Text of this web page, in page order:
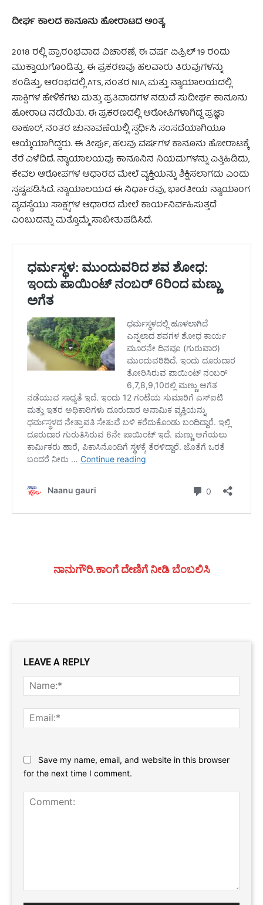
ದೀರ್ಘ ಕಾಲದ ಕಾನೂನು ಹೋರಾಟದ ಅಂತ್ಯ
2018 ರಲ್ಲಿ ಪ್ರಾರಂಭವಾದ ವಿಚಾರಣೆ, ಈ ವರ್ಷ ಏಪ್ರಿಲ್ 19 ರಂದು
ಮುಕ್ತಾಯಗೊಂಡಿತ್ತು. ಈ ಪ್ರಕರಣವು ಹಲವಾರು ತಿರುವುಗಳನ್ನು
ಕಂಡಿತ್ತು, ಆರಂಭದಲ್ಲಿ ATS, ನಂತರ NIA, ಮತ್ತು ನ್ಯಾಯಾಲಯದಲ್ಲಿ
ಸಾಕ್ಷಿಗಳ ಹೇಳಿಕೆಗಳು ಮತ್ತು ಪ್ರತಿವಾದಗಳ ನಡುವೆ ಸುದೀರ್ಘ ಕಾನೂನು
ಹೋರಾಟ ನಡೆಯಿತು. ಈ ಪ್ರಕರಣದಲ್ಲಿ ಆರೋಪಿಗಳಾಗಿದ್ದ ಪ್ರಜ್ಞಾ
ಠಾಕೂರ್, ನಂತರ ಚುನಾವಣೆಯಲ್ಲಿ ಸ್ಪರ್ಧಿಸಿ ಸಂಸದೆಯಾಗಿಯೂ
ಆಯ್ಕೆಯಾಗಿದ್ದರು. ಈ ತೀರ್ಪು, ಹಲವು ವರ್ಷಗಳ ಕಾನೂನು ಹೋರಾಟಕ್ಕೆ
ತೆರೆ ಎಳೆದಿದೆ. ನ್ಯಾಯಾಲಯವು ಕಾನೂನಿನ ನಿಯಮಗಳನ್ನು ಎತ್ತಿಹಿಡಿದು,
ಕೇವಲ ಆರೋಪಗಳ ಆಧಾರದ ಮೇಲೆ ವ್ಯಕ್ತಿಯನ್ನು ಶಿಕ್ಷಿಸಲಾಗದು ಎಂದು
ಸ್ಪಷ್ಟಪಡಿಸಿದೆ. ನ್ಯಾಯಾಲಯದ ಈ ನಿರ್ಧಾರವು, ಭಾರತೀಯ ನ್ಯಾಯಾಂಗ
ವ್ಯವಸ್ಥೆಯು ಸಾಕ್ಷ್ಯಗಳ ಆಧಾರದ ಮೇಲೆ ಕಾರ್ಯನಿರ್ವಹಿಸುತ್ತದೆ
ಎಂಬುದನ್ನು ಮತ್ತೊಮ್ಮೆ ಸಾಬೀತುಪಡಿಸಿದೆ.
ನಾನುಗೌರಿ.ಕಾಂಗೆ ದೇಣಿಗೆ ನೀಡಿ ಬೆಂಬಲಿಸಿ
LEAVE A REPLY
Save my name, email, and website in this browser
for the next time I comment.